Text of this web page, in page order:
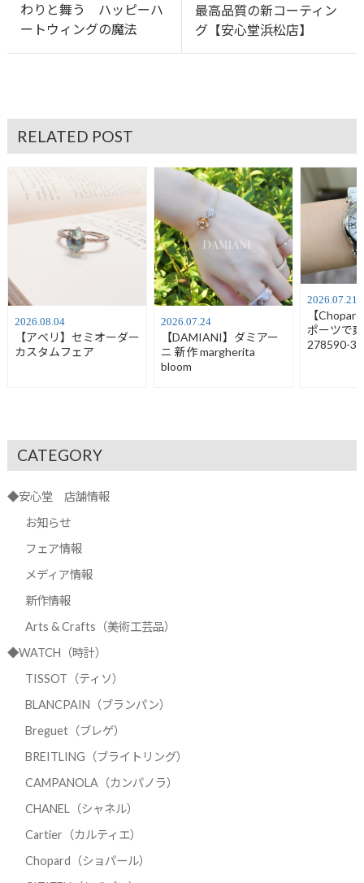
わりと舞う ハッピーハ
ートウィングの魔法
最高品質の新コーティン
グ【安心堂浜松店】
RELATED POST
2026.08.04
【アベリ】セミオーダー
カスタムフェア
2026.07.24
【DAMIANI】ダミアー
ニ 新作 margherita
bloom
2026.07.21
【
ポーツで
278590-
CATEGORY
◆安心堂 店舗情報
お知らせ
フェア情報
メディア情報
新作情報
Arts & Crafts（美術工芸品）
◆WATCH（時計）
TISSOT（ティソ）
BLANCPAIN（ブランパン）
Breguet（ブレゲ）
BREITLING（ブライトリング）
CAMPANOLA（カンパノラ）
CHANEL（シャネル）
Cartier（カルティエ）
Chopard（ショパール）